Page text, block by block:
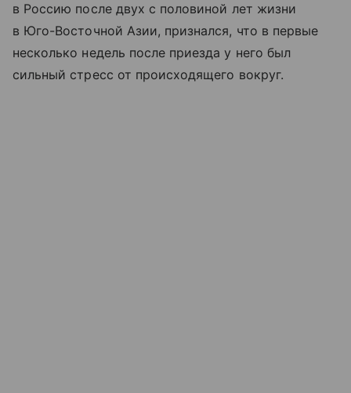
в Россию после двух с половиной лет жизни
в Юго-Восточной Азии, признался, что в первые
несколько недель после приезда у него был
сильный стресс от происходящего вокруг.